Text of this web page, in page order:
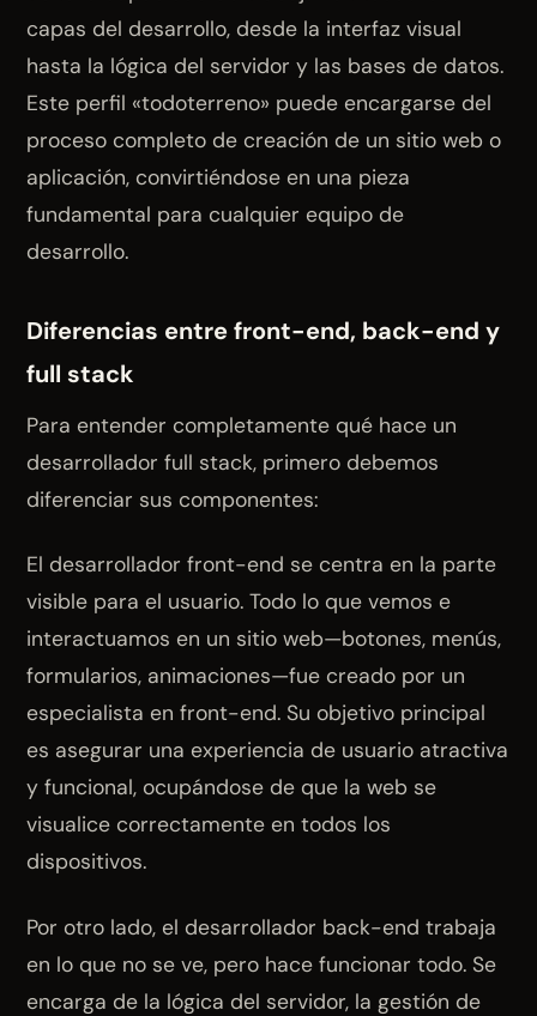
capas del desarrollo, desde la interfaz visual
hasta la lógica del servidor y las bases de datos.
Este perfil «todoterreno» puede encargarse del
proceso completo de creación de un sitio web o
aplicación, convirtiéndose en una pieza
fundamental para cualquier equipo de
desarrollo.
Diferencias entre front-end, back-end y
full stack
Para entender completamente qué hace un
desarrollador full stack, primero debemos
diferenciar sus componentes:
El desarrollador front-end se centra en la parte
visible para el usuario. Todo lo que vemos e
interactuamos en un sitio web—botones, menús,
formularios, animaciones—fue creado por un
especialista en front-end. Su objetivo principal
es asegurar una experiencia de usuario atractiva
y funcional, ocupándose de que la web se
visualice correctamente en todos los
dispositivos.
Por otro lado, el desarrollador back-end trabaja
en lo que no se ve, pero hace funcionar todo. Se
encarga de la lógica del servidor, la gestión de